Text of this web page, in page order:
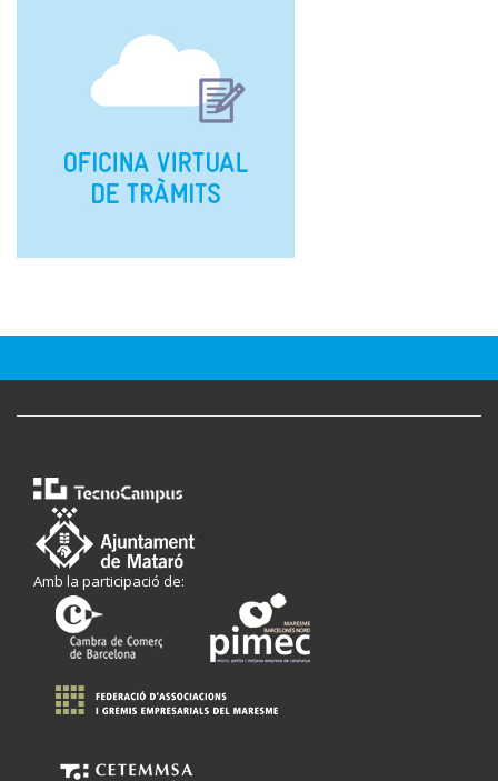
Amb la participació de: